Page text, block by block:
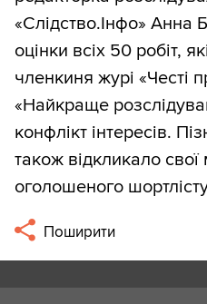
«Слідство.Інфо» Анна
оцінки всіх 50 робіт,
членкиня журі «Честі
«Найкраще
конфлікт інтересів.
також відкликало
оголошеного
Поширити